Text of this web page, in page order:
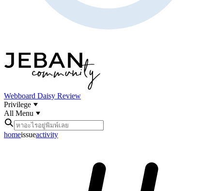
Webboard Daisy Review
Privilege
All Menu
homeissueactivity